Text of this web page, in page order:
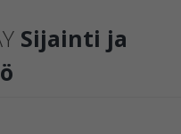
Sijainti ja